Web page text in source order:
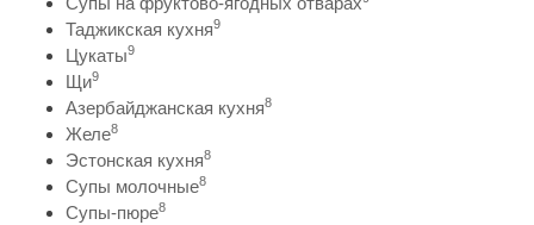
Таджикская кухня9
Цукаты9
Щи9
Азербайджанская кухня8
Желе8
Эстонская кухня8
Супы молочные8
Супы-пюре8